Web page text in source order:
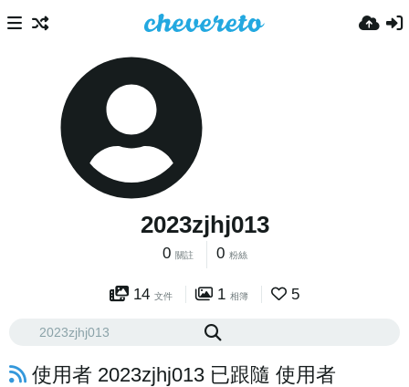
2023zjhj013
0 關註 0 粉絲
14 文件 1 相簿 5
使用者 2023zjhj013 已跟隨 使用者